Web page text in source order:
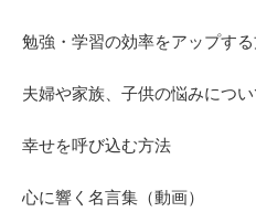
勉強・学習の効率をアップす
夫婦や家族、子供の悩みについ
幸せを呼び込む方法
心に響く名言集（動画）